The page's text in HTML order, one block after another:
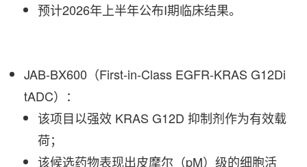
预计2026年上半年公布I期临床结果。
JAB-BX600（First-in-Class EGFR-KRAS G12Di
tADC）：
该项目以强效 KRAS G12D 抑制剂作为有效载
荷；
该候选药物表现出皮摩尔（pM）级的细胞活